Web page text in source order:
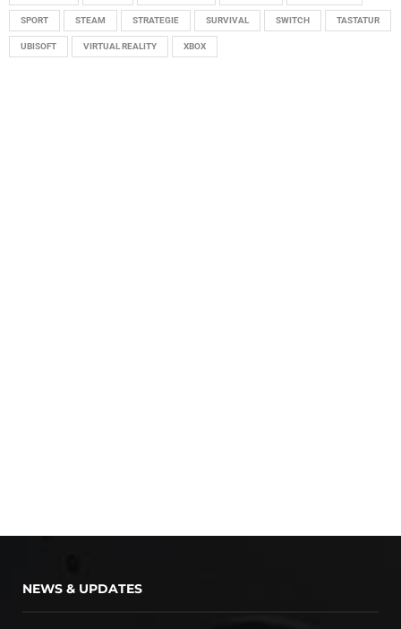
SPORT STEAM STRATEGIE SURVIVAL SWITCH TASTATUR
UBISOFT VIRTUAL REALITY XBOX
NEWS & UPDATES